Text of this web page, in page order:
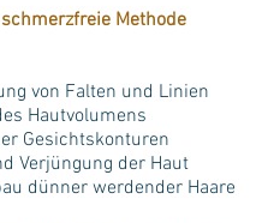
Methode
von Falten und Linien
Hautvolumens
Gesichtskonturen
Verjüngung der Haut
dünner werdender Haare